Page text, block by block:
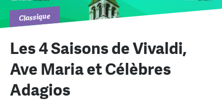
Classique
Les 4 Saisons de Vivaldi,
Ave Maria et Célèbres
Adagios